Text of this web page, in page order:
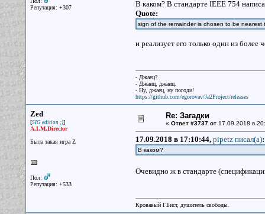
Репутация: +307
В каком? В стандарте IEEE 754
Quote:
sign of the remainder is chosen to be nearest
и реализует его только один из
- Джаец?
- Джаиц, джаиц.
- Ну, джаец, ну погоди!
https://github.com/egorovav/Ja2Project/releases
Zed
[SIG edition ;)]
A.I.M.Director
Была такая игра Z
Пол:
Репутация: +533
Re: Загадки
« Ответ #3737 от17.09.2018 в
17.09.2018 в 17:10:44, pipetz писал(a):
В каком?
Очевидно ж в стандарте
Кровавый ГБист, душитель свободы.